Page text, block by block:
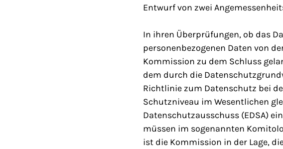
Entwurf von zwei
In ihren Überprüfungen, ob das
personenbezogenen Daten von
Kommission zu dem Schluss
dem durch die
Richtlinie zum Datenschutz bei
Schutzniveau im Wesentlichen
Datenschutzausschuss (EDSA)
müssen im sogenannten
ist die Kommission in der Lage,